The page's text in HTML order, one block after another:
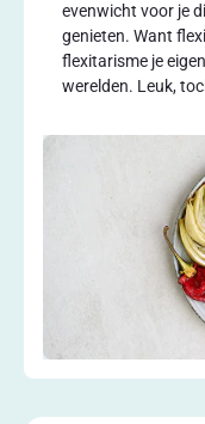
evenwicht voor je
genieten. Want
flexitarisme je
werelden. Leuk,